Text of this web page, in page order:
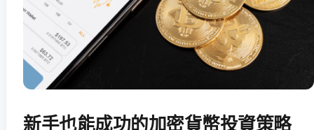
新手也能成功的加密貨幣投資策略